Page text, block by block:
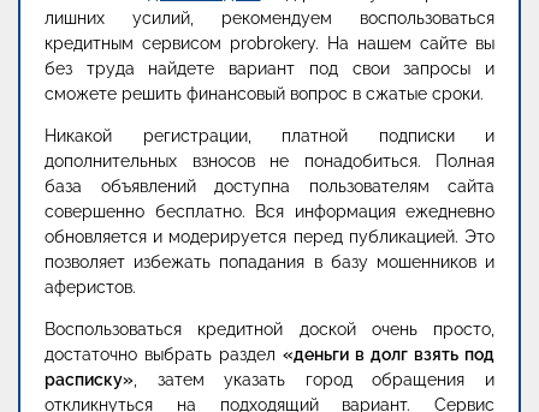
лишних усилий, рекомендуем воспользоваться
кредитным сервисом probrokery. На нашем сайте вы
без труда найдете вариант под свои запросы и
сможете решить финансовый вопрос в сжатые сроки.
Никакой регистрации, платной подписки и
дополнительных взносов не понадобиться. Полная
база объявлений доступна пользователям сайта
совершенно бесплатно. Вся информация ежедневно
обновляется и модерируется перед публикацией. Это
позволяет избежать попадания в базу мошенников и
аферистов.
Воспользоваться кредитной доской очень просто,
достаточно выбрать раздел «деньги в долг взять под
расписку» , затем указать город обращения и
откликнуться на подходящий вариант. Сервис